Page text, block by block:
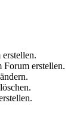
Forum erstellen.
ändern.
löschen.